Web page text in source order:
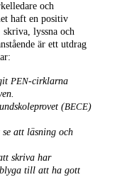
och
haft en positiv
skriva, lyssna och
är ett utdrag
PEN-cirklarna
(BECE)
att läsning och
skriva har
till att ha gott